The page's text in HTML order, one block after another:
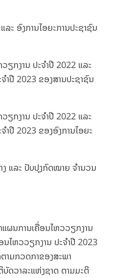
ະ ອົງການໄອຍະການປະຊາຊົນ
ຽກງານ ປະຈໍາປີ 2022 ແລະ
າປີ 2023 ຂອງສານປະຊາຊົນ
ຽກງານ ປະຈໍາປີ 2022 ແລະ
າປີ 2023 ຂອງອົງການໄອຍະ
ງ ແລະ ປັບປຸງກົດໝາຍ ຈໍານວນ
ຜນການເຄື່ອນໄຫວວຽກງານ
ນໄຫວວຽກງານ ປະຈໍາປີ 2023
າມກວດກາຂອງສະພາ
ດວາລະແຫ່ງຊາດ ຕາມມະຕິ